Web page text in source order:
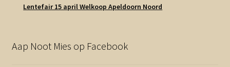
Lentefair 15 april Welkoop Apeldoorn Noord
Aap Noot Mies op Facebook